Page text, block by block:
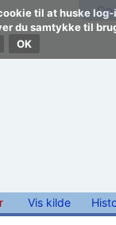
til at huske log-
du samtykke til
Vis kilde